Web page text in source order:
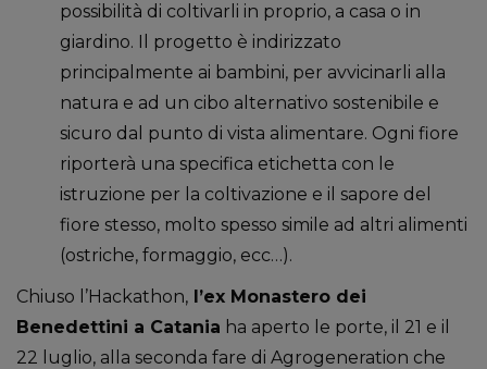
possibilità di coltivarli in proprio, a casa o in
giardino. Il progetto è indirizzato
principalmente ai bambini, per avvicinarli alla
natura e ad un cibo alternativo sostenibile e
sicuro dal punto di vista alimentare. Ogni fiore
riporterà una specifica etichetta con le
istruzione per la coltivazione e il sapore del
fiore stesso, molto spesso simile ad altri alimenti
(ostriche, formaggio, ecc…).
Chiuso l’Hackathon, l’ex Monastero dei
Benedettini a Catania ha aperto le porte, il 21 e il
22 luglio, alla seconda fare di Agrogeneration che